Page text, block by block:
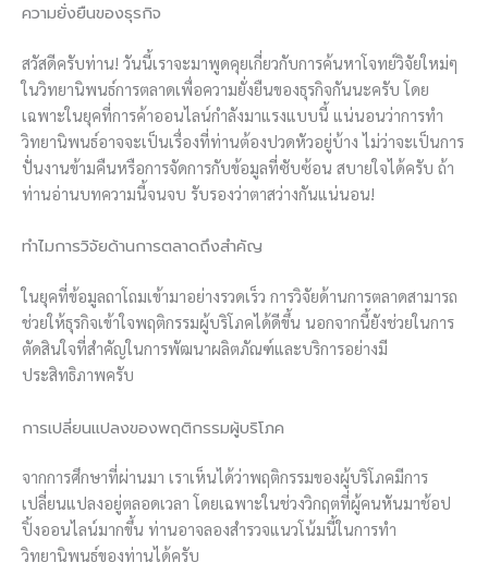
ความยั่งยืนของธุรกิจ
สวัสดีครับท่าน! วันนี้เราจะมาพูดคุยเกี่ยวกับการค้นหาโจทย์วิจัยใหม่ๆ
ในวิทยานิพนธ์การตลาดเพื่อความยั่งยืนของธุรกิจกันนะครับ โดย
เฉพาะในยุคที่การค้าออนไลน์กำลังมาแรงแบบนี้ แน่นอนว่าการทำ
วิทยานิพนธ์อาจจะเป็นเรื่องที่ท่านต้องปวดหัวอยู่บ้าง ไม่ว่าจะเป็นการ
ปั่นงานข้ามคืนหรือการจัดการกับข้อมูลที่ซับซ้อน สบายใจได้ครับ ถ้า
ท่านอ่านบทความนี้จนจบ รับรองว่าตาสว่างกันแน่นอน!
ทำไมการวิจัยด้านการตลาดถึงสำคัญ
ในยุคที่ข้อมูลถาโถมเข้ามาอย่างรวดเร็ว การวิจัยด้านการตลาดสามารถ
ช่วยให้ธุรกิจเข้าใจพฤติกรรมผู้บริโภคได้ดีขึ้น นอกจากนี้ยังช่วยในการ
ตัดสินใจที่สำคัญในการพัฒนาผลิตภัณฑ์และบริการอย่างมี
ประสิทธิภาพครับ
การเปลี่ยนแปลงของพฤติกรรมผู้บริโภค
จากการศึกษาที่ผ่านมา เราเห็นได้ว่าพฤติกรรมของผู้บริโภคมีการ
เปลี่ยนแปลงอยู่ตลอดเวลา โดยเฉพาะในช่วงวิกฤตที่ผู้คนหันมาช้อป
ปิ้งออนไลน์มากขึ้น ท่านอาจลองสำรวจแนวโน้มนี้ในการทำ
วิทยานิพนธ์ของท่านได้ครับ